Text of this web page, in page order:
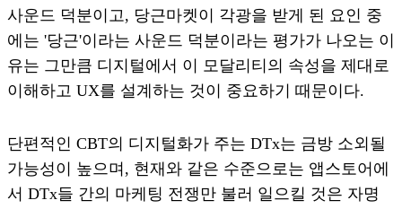
사운드 덕분이고, 당근마켓이 각광을 받게 된 요인 중
에는 '당근'이라는 사운드 덕분이라는 평가가 나오는 이
유는 그만큼 디지털에서 이 모달리티의 속성을 제대로
이해하고 UX를 설계하는 것이 중요하기 때문이다.
단편적인 CBT의 디지털화가 주는 DTx는 금방 소외될
가능성이 높으며, 현재와 같은 수준으로는 앱스토어에
서 DTx들 간의 마케팅 전쟁만 불러 일으킬 것은 자명